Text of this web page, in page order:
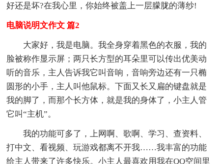
好还是坏?在我心里，你始终被盖上一层朦胧的薄纱!
电脑说明文作文 篇2
大家好，我是电脑。我全身穿着黑色的衣服，我的
脸被称作显示屏；两只长方型的耳朵里可以传出优美动
听的音乐，主人告诉我它叫音响，音响旁边还有一只椭
圆形的小手，主人叫他鼠标。下面又长又扁的键盘就是
我的脚了，而那个长方体，就是我的身体了，小主人管
它叫“主机”。
我的功能可多了，上网啊、歌啊、学习、查资料、
打中文、看视频、玩游戏都离不开我……我丰富的功能
给主人带来了许多快乐。小主人最喜欢用我在QQ空间里